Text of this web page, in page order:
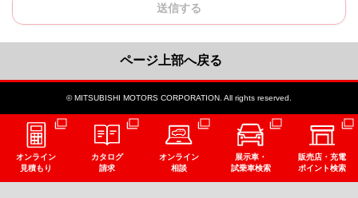
送信する
ページ上部へ戻る
© MITSUBISHI MOTORS CORPORATION. All rights reserved.
オンライン
見積もり
カタログ
請求
オンライン
相談
展示車・
試乗車検索
販売店・充電
ポイント検索